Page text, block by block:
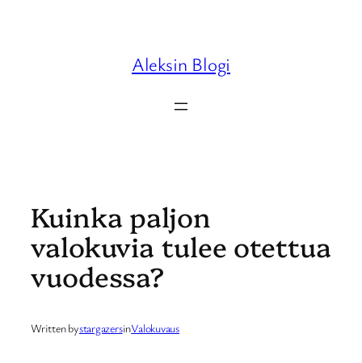
Aleksin Blogi
Kuinka paljon
valokuvia tulee otettua
vuodessa?
Written bystargazersinValokuvaus